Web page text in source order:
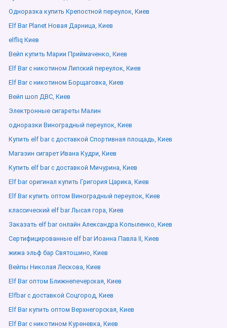
Одноразка купить Крепостной переулок, Киев
Elf Bar Planet Новая Дарница, Киев
elfliq Киев
Вейп купить Марии Приймаченко, Киев
Elf Bar с никотином Липский переулок, Киев
Elf Bar с никотином Борщаговка, Киев
Вейп шоп ДВС, Киев
Электронные сигареты Малин
одноразки Виноградный переулок, Киев
Купить elf bar с доставкой Спортивная площадь, Киев
Магазин сигарет Ивана Кудри, Киев
Купить elf bar с доставкой Мичурина, Киев
Elf bar оригинал купить Григория Царика, Киев
Elf Bar купить оптом Виноградный переулок, Киев
классический elf bar Лысая гора, Киев
Заказать elf bar онлайн Александра Копыленко, Киев
Сертифицированные elf bar Иоанна Павла ІІ, Киев
жижа эльф бар Святошино, Киев
Вейпы Николая Лескова, Киев
Elf Bar оптом Ближнепечерская, Киев
Elfbar с доставкой Соцгород, Киев
Elf Bar купить оптом Верхнегорская, Киев
Elf Bar с никотином Куреневка, Киев